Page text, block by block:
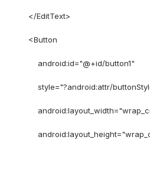
</EditText>
<Button
android:id="@+id/button1"
style="?android:attr/